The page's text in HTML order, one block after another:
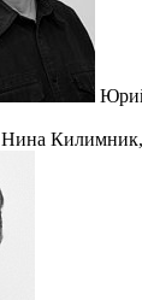
Нина Килимник,